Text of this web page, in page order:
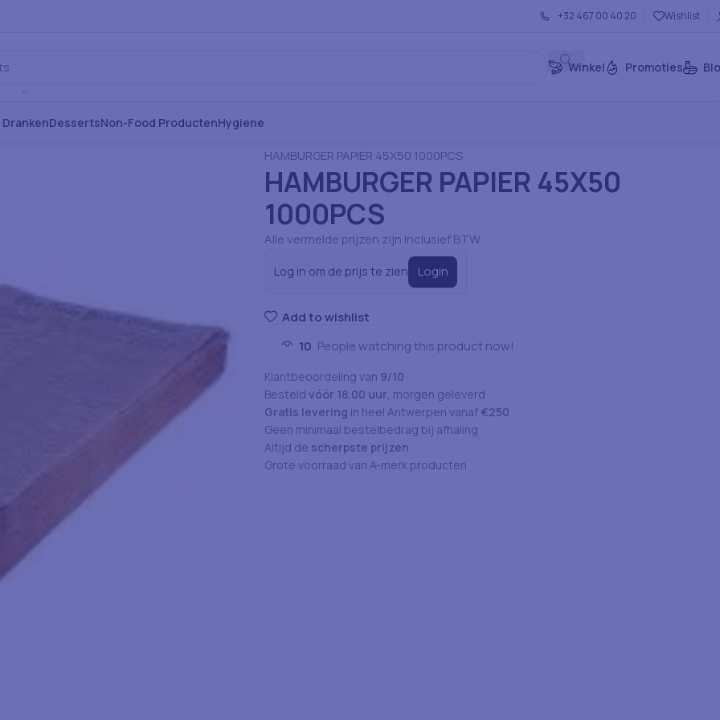
+32 467 00 40 20 Wishlist
Winkel Promoties
DessertsNon-Food ProductenHygiene
HAMBURGER PAPIER 45X50 1000PCS
HAMBURGER PAPIER 45X50
1000PCS
Alle vermelde prijzen zijn inclusief BTW.
Log in om de prijs te zien Login
Add to wishlist
10 People watching this product now!
Klantbeoordeling van 9/10
Besteld vóór 18.00 uur, morgen geleverd
Gratis levering in heel Antwerpen vanaf €250
Geen minimaal bestelbedrag bij afhaling
Altijd de scherpste prijzen
Grote voorraad van A-merk producten